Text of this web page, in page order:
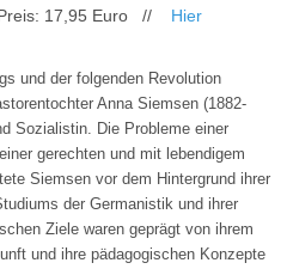
17,95 Euro // Hier
und der folgenden Revolution
Anna Siemsen (1882-
Sozialistin. Die Probleme einer
gerechten und mit lebendigem
Siemsen vor dem Hintergrund ihrer
der Germanistik und ihrer
Ziele waren geprägt von ihrem
und ihre pädagogischen Konzepte